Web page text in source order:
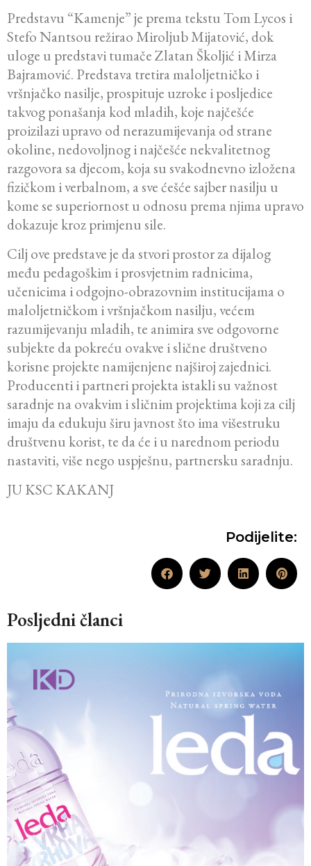
Predstavu “Kamenje” je prema tekstu Tom Lycos i
Stefo Nantsou režirao Miroljub Mijatović, dok
uloge u predstavi tumače Zlatan Školjić i Mirza
Bajramović. Predstava tretira maloljetničko i
vršnjačko nasilje, prospituje uzroke i posljedice
takvog ponašanja kod mladih, koje najčešće
proizilazi upravo od nerazumijevanja od strane
okoline, nedovoljnog i najčešće nekvalitetnog
razgovora sa djecom, koja su svakodnevno izložena
fizičkom i verbalnom, a sve ćešće sajber nasilju u
kome se superiornost u odnosu prema njima upravo
dokazuje kroz primjenu sile.
Cilj ove predstave je da stvori prostor za dijalog
među pedagoškim i prosvjetnim radnicima,
učenicima i odgojno-obrazovnim institucijama o
maloljetničkom i vršnjačkom nasilju, većem
razumijevanju mladih, te animira sve odgovorne
subjekte da pokreću ovakve i slične društveno
korisne projekte namijenjene najširoj zajednici.
Producenti i partneri projekta istakli su važnost
saradnje na ovakvim i sličnim projektima koji za cilj
imaju da edukuju širu javnost što ima višestruku
društvenu korist, te da će i u narednom periodu
nastaviti, više nego uspješnu, partnersku saradnju.
JU KSC KAKANJ
Podijelite:
Posljedni članci